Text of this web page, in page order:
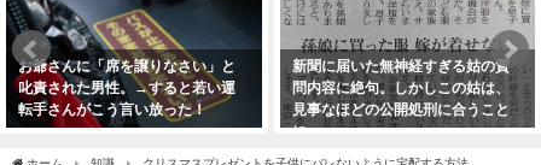
お爺さんに「席を譲りなさい」と
叱責された男性。→すると若い運
転手さんがこう言い放った！
新聞に届いた無神経すぎる姑の質
問内容に絶句。しかしこの姑は、
見事なほどの公開処刑に合うこと
に・・・
2021年3月13日
ホーム 知識 クリスマスプレゼントを子供にバレないように宅配する方法